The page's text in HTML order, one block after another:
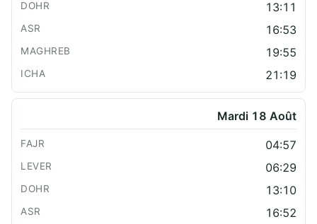
13:11
16:53
19:55
21:19
Mardi 18 Août
04:57
06:29
13:10
16:52